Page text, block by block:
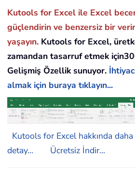
Kutools for Excel ile Excel
güçlendirin ve benzersiz bir
yaşayın. Kutools for Excel,
zamandan tasarruf etmek
Gelişmiş Özellik sunuyor.
almak için buraya tıklayın...
Kutools for Excel hakkında
detay...
Ücretsiz İndir...